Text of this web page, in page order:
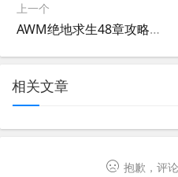
上一个
AWM绝地求生48章攻略-探索AWM绝地求生48章中的隐藏秘密
相关文章
抱歉，评